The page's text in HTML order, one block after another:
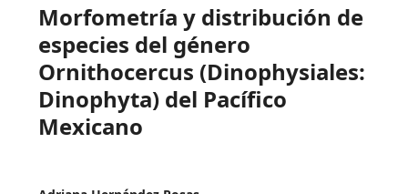
Morfometría y distribución de
especies del género
Ornithocercus (Dinophysiales:
Dinophyta) del Pacífico
Mexicano